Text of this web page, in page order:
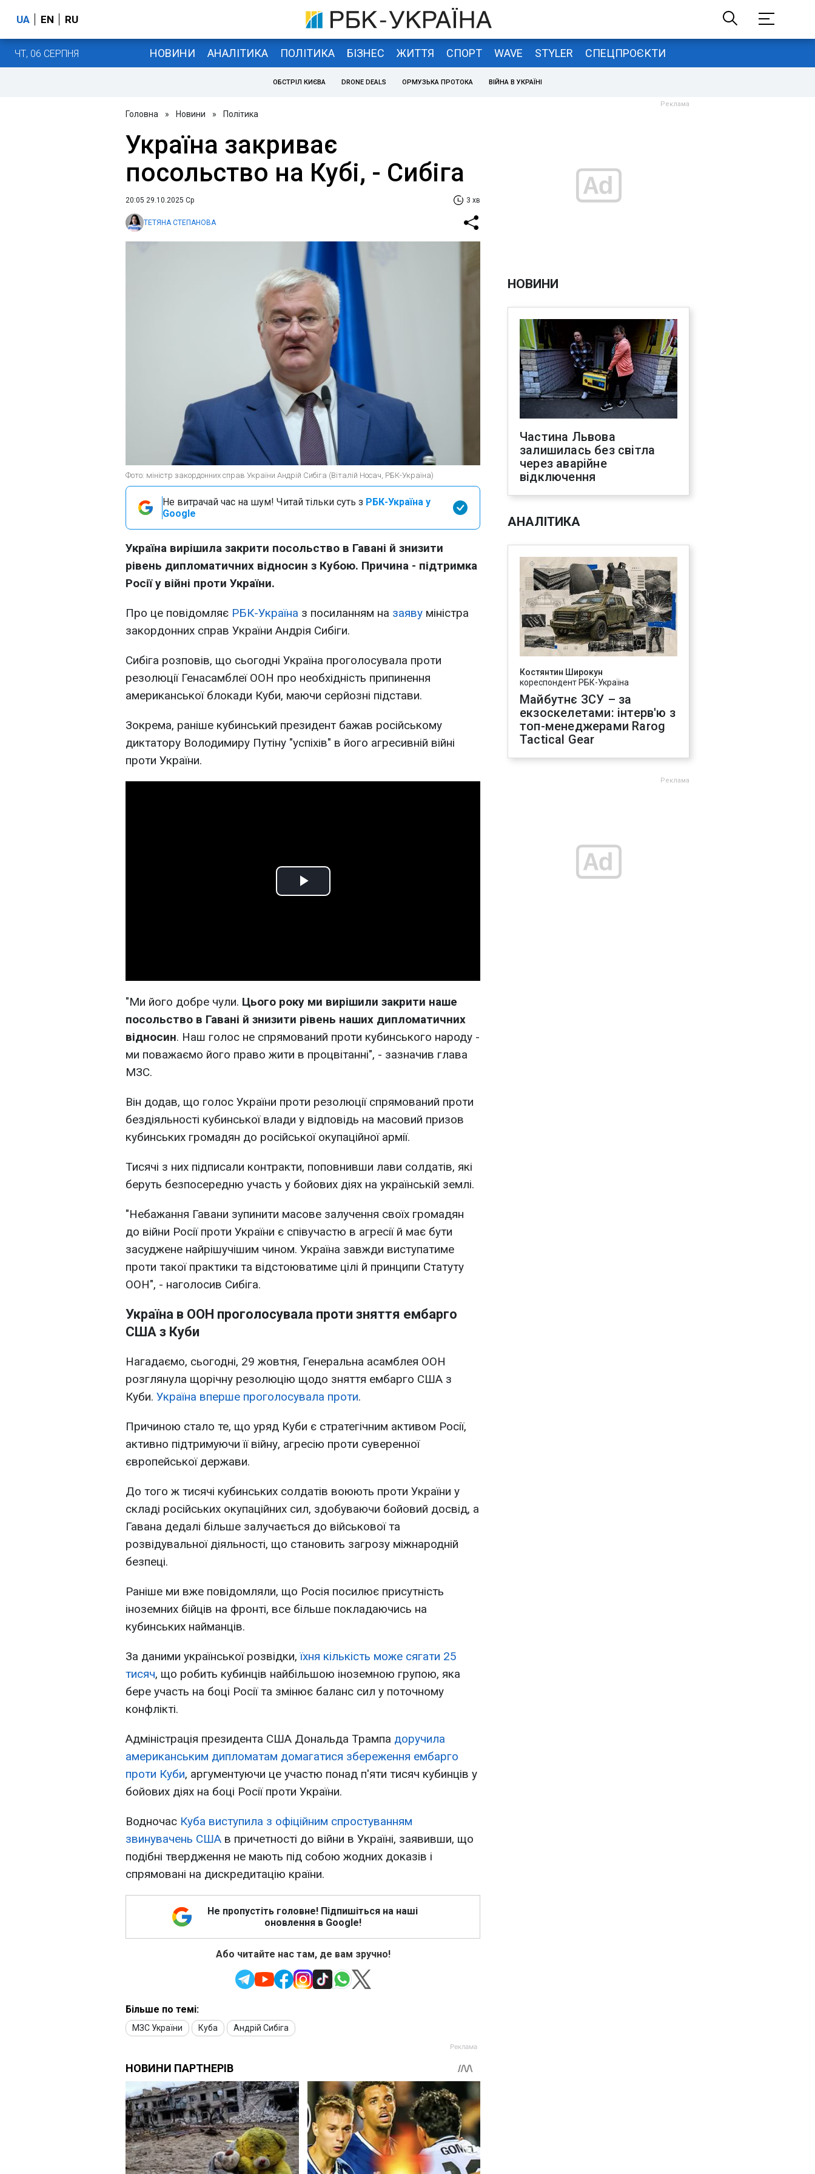
UA EN RU
ЧТ, 06 СЕРПНЯ НОВИНИ АНАЛІТИКА ПОЛІТИКА БІЗНЕС ЖИТТЯ СПОРТ WAVE STYLER СПЕЦПРОЄКТИ
ОБСТРІЛ КИЄВА DRONE DEALS ОРМУЗЬКА ПРОТОКА ВІЙНА В УКРАЇНІ
Головна » Новини » Політика
Україна закриває
посольство на Кубі, - Сибіга
20:05 29.10.2025 Ср 3 хв
ТЕТЯНА СТЕПАНОВА
Фото: міністр закордонних справ України Андрій Сибіга (Віталій Носач, РБК-Україна)
Не витрачай час на шум! Читай тільки суть з РБК-Україна у
Google
Україна вирішила закрити посольство в Гавані й знизити
рівень дипломатичних відносин з Кубою. Причина - підтримка
Росії у війні проти України.
Про це повідомляє РБК-Україна з посиланням на заяву міністра
закордонних справ України Андрія Сибіги.
Сибіга розповів, що сьогодні Україна проголосувала проти
резолюції Генасамблеї ООН про необхідність припинення
американської блокади Куби, маючи серйозні підстави.
Зокрема, раніше кубинський президент бажав російському
диктатору Володимиру Путіну "успіхів" в його агресивній війні
проти України.
Play
"Ми його добре чули. Цього року ми вирішили закрити наше
посольство в Гавані й знизити рівень наших дипломатичних
відносин. Наш голос не спрямований проти кубинського народу -
ми поважаємо його право жити в процвітанні", - зазначив глава
МЗС.
Він додав, що голос України проти резолюції спрямований проти
бездіяльності кубинської влади у відповідь на масовий призов
кубинських громадян до російської окупаційної армії.
Тисячі з них підписали контракти, поповнивши лави солдатів, які
беруть безпосередню участь у бойових діях на українській землі.
"Небажання Гавани зупинити масове залучення своїх громадян
до війни Росії проти України є співучастю в агресії й має бути
засуджене найрішучішим чином. Україна завжди виступатиме
проти такої практики та відстоюватиме цілі й принципи Статуту
ООН", - наголосив Сибіга.
Україна в ООН проголосувала проти зняття ембарго
США з Куби
Нагадаємо, сьогодні, 29 жовтня, Генеральна асамблея ООН
розглянула щорічну резолюцію щодо зняття ембарго США з
Куби. Україна вперше проголосувала проти.
Причиною стало те, що уряд Куби є стратегічним активом Росії,
активно підтримуючи її війну, агресію проти суверенної
європейської держави.
До того ж тисячі кубинських солдатів воюють проти України у
складі російських окупаційних сил, здобуваючи бойовий досвід, а
Гавана дедалі більше залучається до військової та
розвідувальної діяльності, що становить загрозу міжнародній
безпеці.
Раніше ми вже повідомляли, що Росія посилює присутність
іноземних бійців на фронті, все більше покладаючись на
кубинських найманців.
За даними української розвідки,їхня кількість може сягати 25
тисяч, що робить кубинців найбільшою іноземною групою, яка
бере участь на боці Росії та змінює баланс сил у поточному
конфлікті.
Адміністрація президента США Дональда Трампа доручила
американським дипломатам домагатися збереження ембарго
проти Куби, аргументуючи це участю понад п'яти тисяч кубинців у
бойових діях на боці Росії проти України.
Водночас Куба виступила з офіційним спростуванням
звинувачень США в причетності до війни в Україні, заявивши, що
подібні твердження не мають під собою жодних доказів і
спрямовані на дискредитацію країни.
Не пропустіть головне! Підпишіться на наші
оновлення в Google!
Або читайте нас там, де вам зручно!
Більше по темі:
МЗС України Куба Андрій Сибіга
НОВИНИ
Частина Львова
залишилась без світла
через аварійне
відключення
АНАЛІТИКА
Костянтин Широкун
кореспондент РБК-Україна
Майбутнє ЗСУ – за
екзоскелетами: інтерв'ю з
топ-менеджерами Rarog
Tactical Gear